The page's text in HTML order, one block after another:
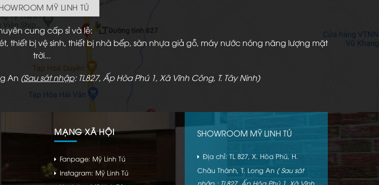
MỸ LINH TÚ
cung cấp sỉ và lẻ:
thiết bị vệ sinh, thiết bị nhà bếp, sàn nhựa giả gỗ, máy nước nóng năng lượng mặt
trời...
An (Sau sát nhập: TL827, Ấp Hòa Phú 1, Xã Vĩnh Công, T. Tây Ninh)
MẠNG XÃ HỘI
Fanpage: Mỹ Linh Tú
Instagram: Mỹ Linh Tú
SHOWROOM MỸ LINH TÚ
Địa chỉ: TL 827, X. Hòa Phú, H.
Châu Thành, T. Long An ( Sau sát
nhập : TL827, Ấp Hòa Phú 1, Xã Vĩnh